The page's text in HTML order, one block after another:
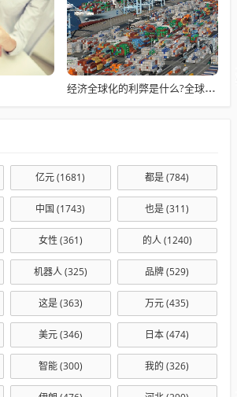
经济全球化的利弊是什么?全球化如何重塑我们的生活
亿元(1681) 都是(784)
中国 (1743) 也是(311)
女性 (361) 的人(1240)
机器人(325) 品牌(529)
这是(363) 万元(435)
美元(346) 日本(474)
智能(300) 我的 (326)